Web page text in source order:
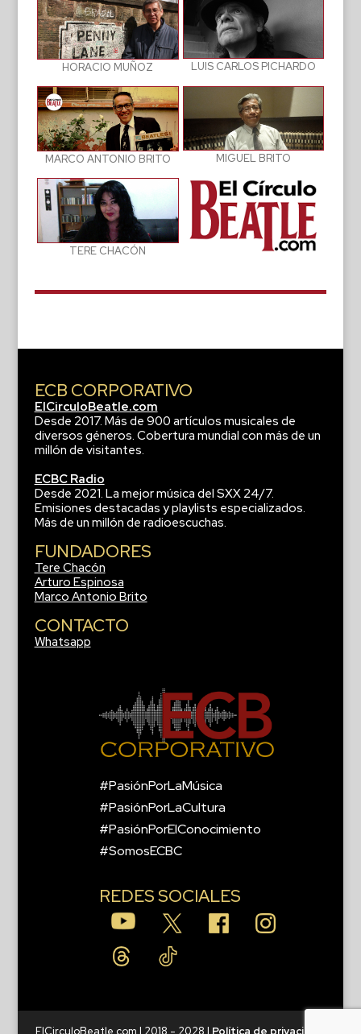
HORACIO MUÑOZ LUIS CARLOS PICHARDO
MARCO ANTONIO BRITO MIGUEL BRITO
TERE CHACÓN
ECB CORPORATIVO
ElCirculoBeatle.com
Desde 2017. Más de 900 artículos musicales de
diversos géneros. Cobertura mundial con más de un
millón de visitantes.
ECBC Radio
Desde 2021. La mejor música del SXX 24/7.
Emisiones destacadas y playlists especializados.
Más de un millón de radioescuchas.
FUNDADORES
Tere Chacón
Arturo Espinosa
Marco Antonio Brito
CONTACTO
Whatsapp
#PasiónPorLaMúsica
#PasiónPorLaCultura
#PasiónPorElConocimiento
#SomosECBC
REDES SOCIALES
ElCirculoBeatle.com | 2018 - 2028 | Política de privacidad